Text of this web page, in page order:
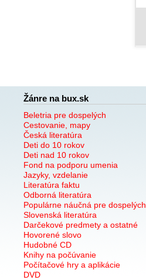
Žánre na bux.sk
Beletria pre dospelých
Cestovanie, mapy
Česká literatúra
Deti do 10 rokov
Deti nad 10 rokov
Fond na podporu umenia
Jazyky, vzdelanie
Literatúra faktu
Odborná literatúra
Populárne náučná pre dospelých
Slovenská literatúra
Darčekové predmety a ostatné
Hovorené slovo
Hudobné CD
Knihy na počúvanie
Počítačové hry a aplikácie
DVD